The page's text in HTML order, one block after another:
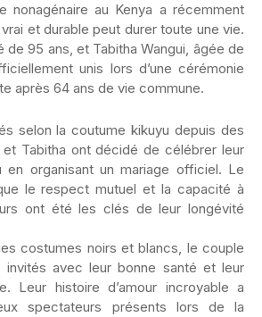
nonagénaire au Kenya a récemment
et durable peut durer toute une vie.
de 95 ans, et Tabitha Wangui, âgée de
unis lors d’une cérémonie
après 64 ans de vie commune.
selon la coutume kikuyu depuis des
et Tabitha ont décidé de célébrer leur
en organisant un mariage officiel. Le
le respect mutuel et la capacité à
ont été les clés de leur longévité
costumes noirs et blancs, le couple
invités avec leur bonne santé et leur
Leur histoire d’amour incroyable a
spectateurs présents lors de la